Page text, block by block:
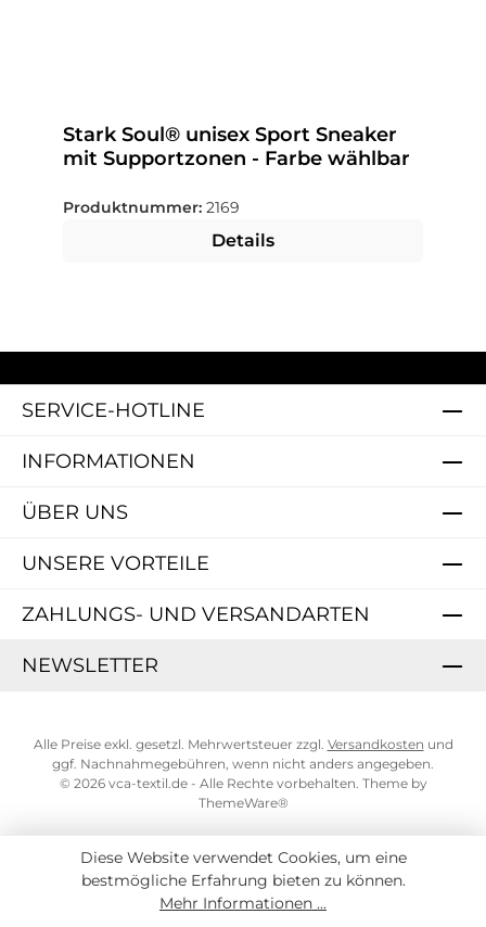
Stark Soul® unisex Sport Sneaker
mit Supportzonen - Farbe wählbar
Produktnummer: 2169
Details
SERVICE-HOTLINE
INFORMATIONEN
ZAHLUNGS- UND VERSANDARTEN
ÜBER UNS
UNSERE VORTEILE
NEWSLETTER
Alle Preise exkl. gesetzl. Mehrwertsteuer zzgl. Versandkosten und
ggf. Nachnahmegebühren, wenn nicht anders angegeben.
© 2026 vca-textil.de - Alle Rechte vorbehalten. Theme by
ThemeWare®
Diese Website verwendet Cookies, um eine
bestmögliche Erfahrung bieten zu können.
Mehr Informationen ...